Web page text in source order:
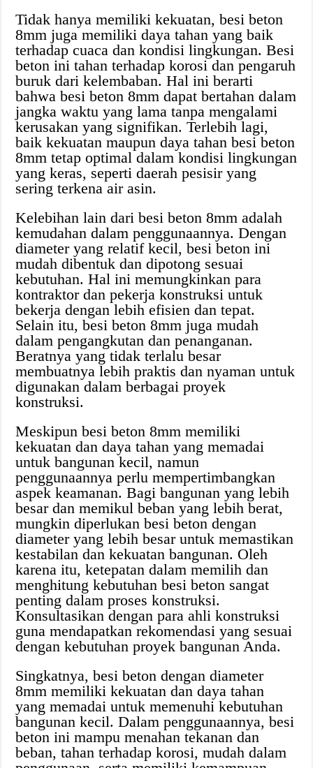
Tidak hanya memiliki kekuatan, besi beton
8mm juga memiliki daya tahan yang baik
terhadap cuaca dan kondisi lingkungan. Besi
beton ini tahan terhadap korosi dan pengaruh
buruk dari kelembaban. Hal ini berarti
bahwa besi beton 8mm dapat bertahan dalam
jangka waktu yang lama tanpa mengalami
kerusakan yang signifikan. Terlebih lagi,
baik kekuatan maupun daya tahan besi beton
8mm tetap optimal dalam kondisi lingkungan
yang keras, seperti daerah pesisir yang
sering terkena air asin.
Kelebihan lain dari besi beton 8mm adalah
kemudahan dalam penggunaannya. Dengan
diameter yang relatif kecil, besi beton ini
mudah dibentuk dan dipotong sesuai
kebutuhan. Hal ini memungkinkan para
kontraktor dan pekerja konstruksi untuk
bekerja dengan lebih efisien dan tepat.
Selain itu, besi beton 8mm juga mudah
dalam pengangkutan dan penanganan.
Beratnya yang tidak terlalu besar
membuatnya lebih praktis dan nyaman untuk
digunakan dalam berbagai proyek
konstruksi.
Meskipun besi beton 8mm memiliki
kekuatan dan daya tahan yang memadai
untuk bangunan kecil, namun
penggunaannya perlu mempertimbangkan
aspek keamanan. Bagi bangunan yang lebih
besar dan memikul beban yang lebih berat,
mungkin diperlukan besi beton dengan
diameter yang lebih besar untuk memastikan
kestabilan dan kekuatan bangunan. Oleh
karena itu, ketepatan dalam memilih dan
menghitung kebutuhan besi beton sangat
penting dalam proses konstruksi.
Konsultasikan dengan para ahli konstruksi
guna mendapatkan rekomendasi yang sesuai
dengan kebutuhan proyek bangunan Anda.
Singkatnya, besi beton dengan diameter
8mm memiliki kekuatan dan daya tahan
yang memadai untuk memenuhi kebutuhan
bangunan kecil. Dalam penggunaannya, besi
beton ini mampu menahan tekanan dan
beban, tahan terhadap korosi, mudah dalam